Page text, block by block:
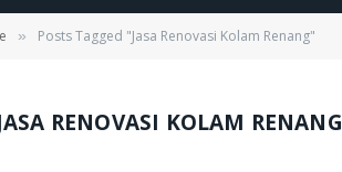
» Posts Tagged "Jasa Renovasi Kolam Renang"
RENOVASI KOLAM RENANG